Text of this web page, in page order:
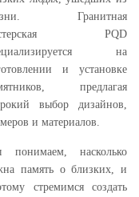
Гранитная
PQD
на
и установке
предлагая
выбор дизайнов,
и материалов.
понимаем, насколько
память о близких, и
стремимся создать